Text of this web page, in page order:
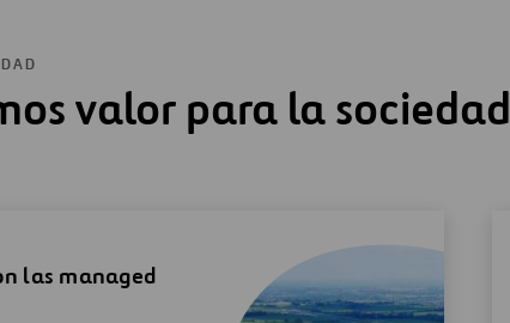
valor para la sociedad
las managed